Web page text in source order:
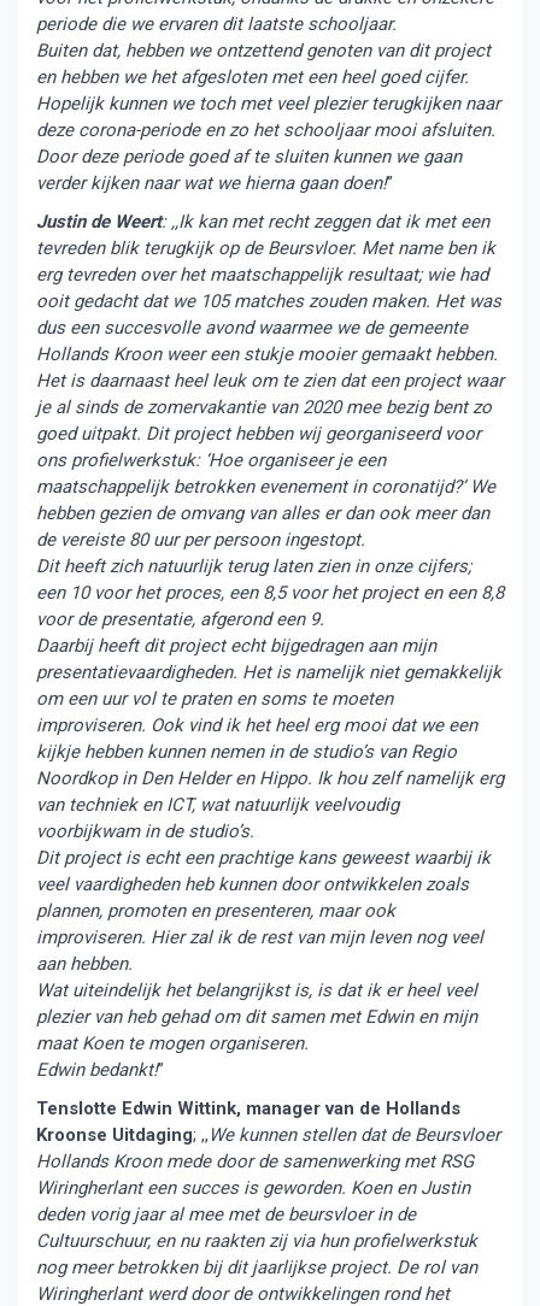
periode die we ervaren dit laatste schooljaar.
Buiten dat, hebben we ontzettend genoten van dit project
en hebben we het afgesloten met een heel goed cijfer.
Hopelijk kunnen we toch met veel plezier terugkijken naar
deze corona-periode en zo het schooljaar mooi afsluiten.
Door deze periode goed af te sluiten kunnen we gaan
verder kijken naar wat we hierna gaan doen!”
Justin de Weert: ,,Ik kan met recht zeggen dat ik met een
tevreden blik terugkijk op de Beursvloer. Met name ben ik
erg tevreden over het maatschappelijk resultaat; wie had
ooit gedacht dat we 105 matches zouden maken. Het was
dus een succesvolle avond waarmee we de gemeente
Hollands Kroon weer een stukje mooier gemaakt hebben.
Het is daarnaast heel leuk om te zien dat een project waar
je al sinds de zomervakantie van 2020 mee bezig bent zo
goed uitpakt. Dit project hebben wij georganiseerd voor
ons profielwerkstuk: ‘Hoe organiseer je een
maatschappelijk betrokken evenement in coronatijd?’ We
hebben gezien de omvang van alles er dan ook meer dan
de vereiste 80 uur per persoon ingestopt.
Dit heeft zich natuurlijk terug laten zien in onze cijfers;
een 10 voor het proces, een 8,5 voor het project en een 8,8
voor de presentatie, afgerond een 9.
Daarbij heeft dit project echt bijgedragen aan mijn
presentatievaardigheden. Het is namelijk niet gemakkelijk
om een uur vol te praten en soms te moeten
improviseren. Ook vind ik het heel erg mooi dat we een
kijkje hebben kunnen nemen in de studio’s van Regio
Noordkop in Den Helder en Hippo. Ik hou zelf namelijk erg
van techniek en ICT, wat natuurlijk veelvoudig
voorbijkwam in de studio’s.
Dit project is echt een prachtige kans geweest waarbij ik
veel vaardigheden heb kunnen door ontwikkelen zoals
plannen, promoten en presenteren, maar ook
improviseren. Hier zal ik de rest van mijn leven nog veel
aan hebben.
Wat uiteindelijk het belangrijkst is, is dat ik er heel veel
plezier van heb gehad om dit samen met Edwin en mijn
maat Koen te mogen organiseren.
Edwin bedankt!”
Tenslotte Edwin Wittink, manager van de Hollands
Kroonse Uitdaging; ,, We kunnen stellen dat de Beursvloer
Hollands Kroon mede door de samenwerking met RSG
Wiringherlant een succes is geworden. Koen en Justin
deden vorig jaar al mee met de beursvloer in de
Cultuurschuur, en nu raakten zij via hun profielwerkstuk
nog meer betrokken bij dit jaarlijkse project. De rol van
Wiringherlant werd door de ontwikkelingen rond het